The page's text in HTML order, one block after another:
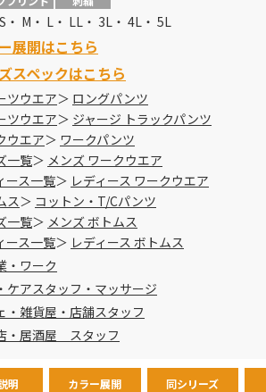
・ M・ L・ LL・ 3L・ 4L・ 5L
展開はこちら
スペックはこちら
ツウエア
ロングパンツ
ツウエア
ジャージ トラックパンツ
ウエア
ワークパンツ
一覧
メンズ ワークウエア
ース一覧
レディース ワークウエア
ス
コットン・T/Cパンツ
一覧
メンズ ボトムス
ース一覧
レディース ボトムス
・ワーク
ケアスタッフ・マッサージ
・雑貨屋・店舗スタッフ
・居酒屋 スタッフ
明 カラー展開 同シリーズ